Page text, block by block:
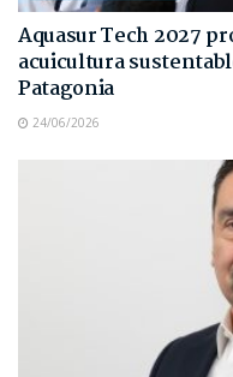
Aquasur Tech 2027
acuicultura
Patagonia
24/06/2026